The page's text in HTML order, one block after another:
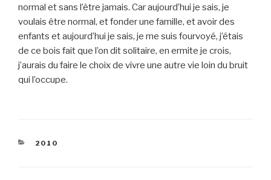
normal et sans l’être jamais. Car aujourd’hui je sais, je
voulais être normal, et fonder une famille, et avoir des
enfants et aujourd’hui je sais, je me suis fourvoyé, j’étais
de ce bois fait que l’on dit solitaire, en ermite je crois,
j’aurais du faire le choix de vivre une autre vie loin du bruit
qui l’occupe.
CATEGORIES
2010